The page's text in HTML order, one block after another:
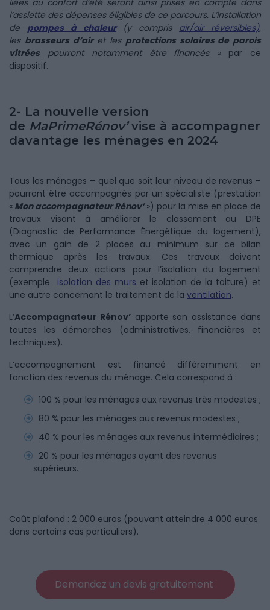
l’assiette des dépenses éligibles de ce parcours. L’installation
de pompes à chaleur(y compris air/air réversibles),
les brasseurs d’airet les protections solaires de parois
vitrées pourront notamment être financés »par ce
dispositif.
2- La nouvelle version
de MaPrimeRénov’vise à accompagner
davantage les ménages en 2024
Tous les ménages – quel que soit leur niveau de revenus –
pourront être accompagnés par un spécialiste (prestation
« Mon accompagnateur Rénov’») pour la mise en place de
travaux visant à améliorer le classement au DPE
(Diagnostic de Performance Énergétique du logement),
avec un gain de 2 places au minimum sur ce bilan
thermique après les travaux. Ces travaux doivent
comprendre deux actions pour l’isolation du logement
(exemple
isolation des murs et isolation de la toiture) et
une autre concernant le traitement de la ventilation.
L’Accompagnateur Rénov’ apporte son assistance dans
toutes les démarches (administratives, financières et
techniques).
L’accompagnement est financé différemment en
fonction des revenus du ménage. Cela correspond à :
100 % pour les ménages aux revenus très modestes ;
80 % pour les ménages aux revenus modestes ;
40 % pour les ménages aux revenus intermédiaires ;
20 % pour les ménages ayant des revenus
supérieurs.
Coût plafond : 2 000 euros (pouvant atteindre 4 000 euros
dans certains cas particuliers).
Demandez un devis gratuitement